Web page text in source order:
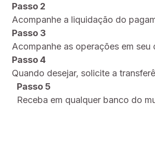
Passo 2
Acompanhe a liquidação do
Passo 3
Acompanhe as operações em seu
Passo 4
Quando desejar, solicite a
Passo 5
Receba em qualquer banco do